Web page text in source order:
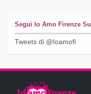
Segui Io Amo Firenze
Tweets di @Ioamofi